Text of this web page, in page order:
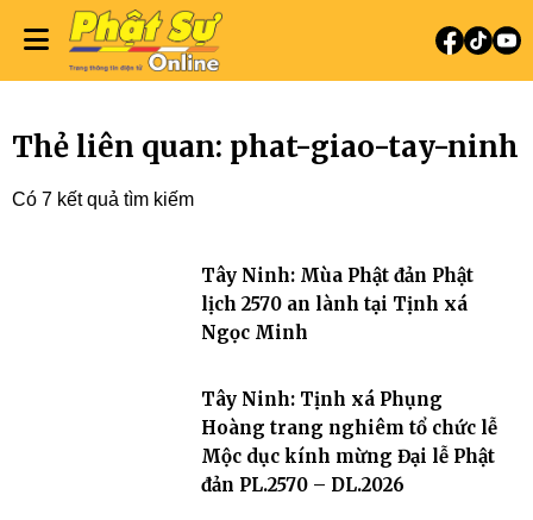
Thẻ liên quan: phat-giao-tay-ninh
Có 7 kết quả tìm kiếm
Tây Ninh: Mùa Phật đản Phật
lịch 2570 an lành tại Tịnh xá
Ngọc Minh
Tây Ninh: Tịnh xá Phụng
Hoàng trang nghiêm tổ chức lễ
Mộc dục kính mừng Đại lễ Phật
đản PL.2570 – DL.2026